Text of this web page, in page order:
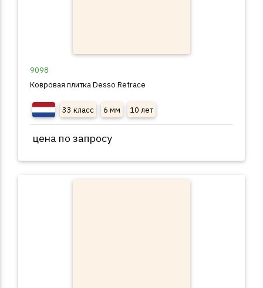
9098
Ковровая плитка Desso Retrace
33 класс 6 мм 10 лет
цена по запросу